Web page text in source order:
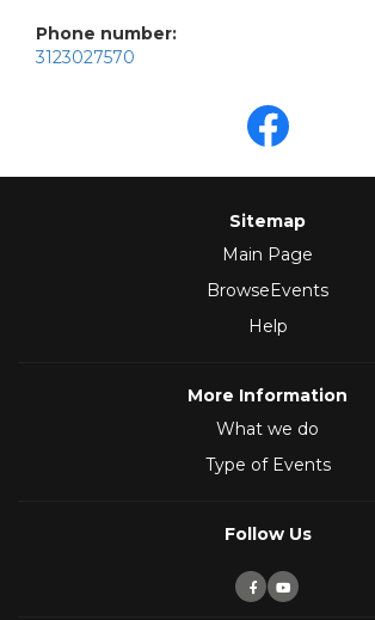
Phone number:
3123027570
Sitemap
Main Page
BrowseEvents
Help
More Information
What we do
Type of Events
Follow Us